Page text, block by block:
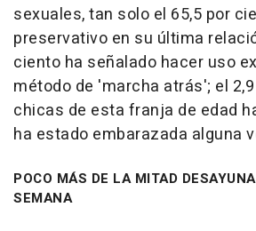
sexuales, tan solo el 65,5 por
preservativo en su última
ciento ha señalado hacer uso
método de 'marcha atrás'; el
chicas de esta franja de edad
ha estado embarazada alguna
POCO MÁS DE LA MITAD
SEMANA